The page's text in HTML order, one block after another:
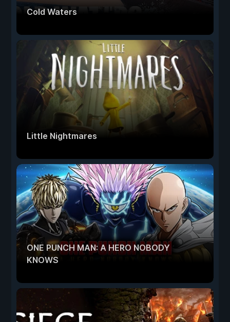
Cold Waters
Little Nightmares
ONE PUNCH MAN: A HERO NOBODY
KNOWS